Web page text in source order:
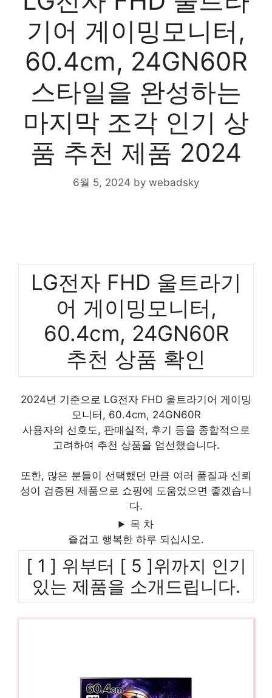
기어 게이밍모니터,
60.4cm, 24GN60R
스타일을 완성하는
마지막 조각 인기 상
품 추천 제품 2024
6월 5, 2024 by webadsky
LG전자 FHD 울트라기
어 게이밍모니터,
60.4cm, 24GN60R
추천 상품 확인
2024년 기준으로 LG전자 FHD 울트라기어 게이밍
모니터, 60.4cm, 24GN60R
사용자의 선호도, 판매실적, 후기 등을 종합적으로
고려하여 추천 상품을 엄선했습니다.
또한, 많은 분들이 선택했던 만큼 여러 품질과 신뢰
성이 검증된 제품으로 쇼핑에 도움었으면 좋겠습니
다.
목 차
즐겁고 행복한 하루 되십시오.
[ 1 ] 위부터 [ 5 ]위까지 인기
있는 제품을 소개드립니다.